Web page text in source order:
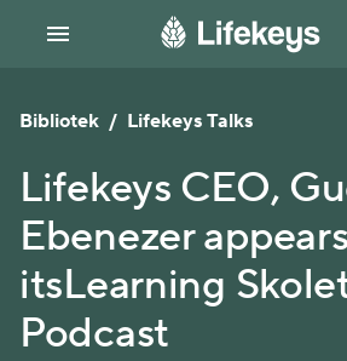
Bibliotek / Lifekeys Talks
Lifekeys CEO,
Ebenezer
itsLearning
Podcast